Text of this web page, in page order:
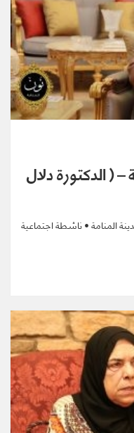
– ( الدكتورة دلال
المنامة • ناشطة اجتماعية